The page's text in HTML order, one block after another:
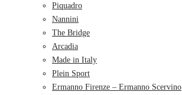
Piquadro
Nannini
The Bridge
Arcadia
Made in Italy
Plein Sport
Ermanno Firenze – Ermanno Scervino